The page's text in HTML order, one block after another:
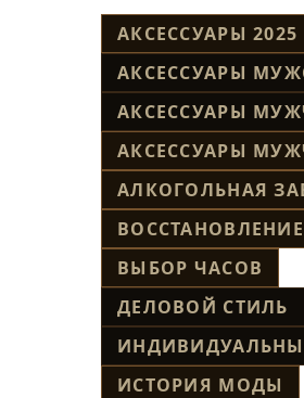
АКСЕССУАРЫ 2025
АКСЕССУАРЫ
АКСЕССУАРЫ
АКСЕССУАРЫ
АЛКОГОЛЬНАЯ
ВЫБОР ЧАСОВ
ДЕЛОВОЙ СТИЛЬ
ИСТОРИЯ МОДЫ